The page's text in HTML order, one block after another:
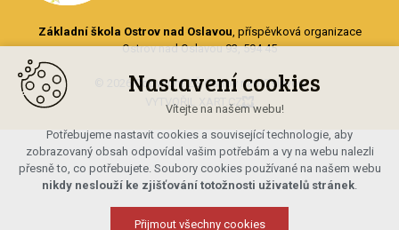
Základní škola Ostrov nad Oslavou, příspěvková organizace
Ostrov nad Oslavou 93, 594 45
© 2026 Copyright ZŠ Ostrov nad Oslavou
VYTVOŘIL XART.CZ
Nastavení cookies
Vítejte na našem webu!
Potřebujeme nastavit cookies a související technologie, aby
zobrazovaný obsah odpovídal vašim potřebám a vy na webu nalezli
přesně to, co potřebujete. Soubory cookies používané na našem webu
nikdy neslouží ke zjišťování totožnosti uživatelů stránek.
Přijmout všechny cookies